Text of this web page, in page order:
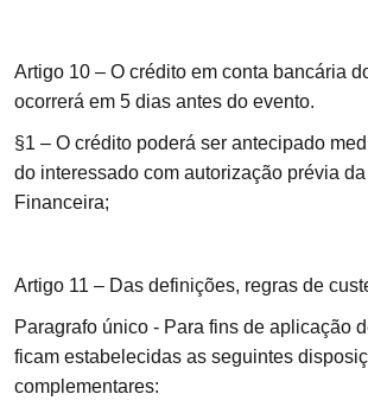
Artigo 10 – O crédito em conta bancária
ocorrerá em 5 dias antes do evento.
§1 – O crédito poderá ser antecipado
do interessado com autorização prévia
Financeira;
Artigo 11 – Das definições, regras de
Paragrafo único - Para fins de aplicação
ficam estabelecidas as seguintes
complementares: